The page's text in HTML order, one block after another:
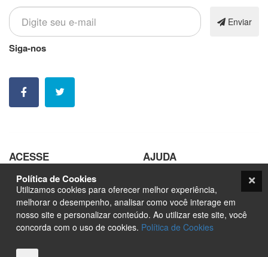
Enviar
Siga-nos
ACESSE
Pedir Arte
Sobre
Marketplace
Nfts
AJUDA
Seja um Fornecedor
Orçamento
Blog
Política de Cookies
Utilizamos cookies para oferecer melhor experiência,
melhorar o desempenho, analisar como você interage em
nosso site e personalizar conteúdo. Ao utilizar este site, você
concorda com o uso de cookies. Política de Cookies